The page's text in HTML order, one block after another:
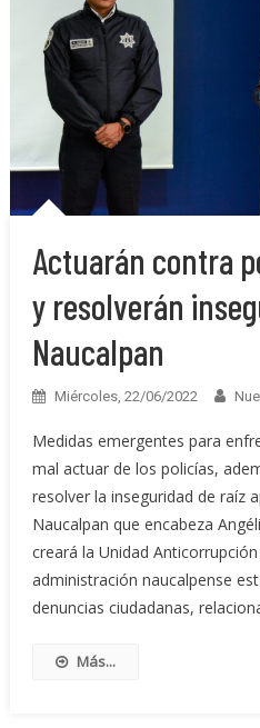
Actuarán contra
y resolverán
Naucalpan
Miércoles, 22/06/2022
Medidas emergentes para
mal actuar de los policías,
resolver la inseguridad de raíz
Naucalpan que encabeza
creará la Unidad
administración naucalpense
denuncias ciudadanas,
Más...